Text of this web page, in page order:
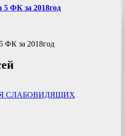
5 ФК за 2018год
ФК за 2018год
СЛАБОВИДЯЩИХ